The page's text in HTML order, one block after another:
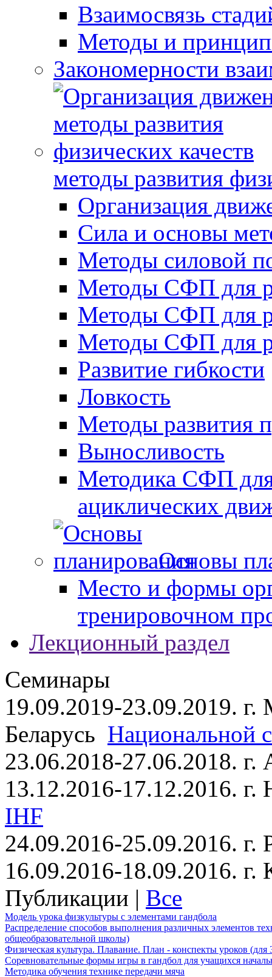
Взаимосвязь
Методы и
Закономерности
методы развития
Организация
Сила и основы
Методы силовой
Методы СФП для
Методы СФП для
Методы СФП для
Развитие гибкости
Ловкость
Методы развития
Выносливость
Методика СФП для
ациклических
Основы
Место и формы
тренировочном
Лекционный раздел
Семинары
19.09.2019-23.09.2019. г.
Беларусь Национальной
23.06.2018-27.06.2018.
13.12.2016-17.12.2016.
IHF
24.09.2016-25.09.2016. г.
16.09.2016-18.09.2016.
Публикации | Все
Модель урока физкультуры с элементами гандбола
Распределение способов выполнения различных элементов
общеобразовательной школы)
Физическая культура. Плавание. План - конспекты уроков (для
Соревновательные формы игры в гандбол для учащихся
Методика обучения технике передачи мяча